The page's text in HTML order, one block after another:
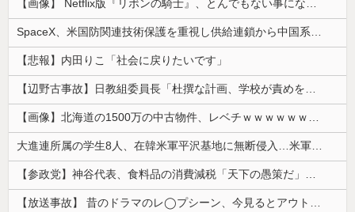
【悲報】内田りこ「社会に戻りたいです」